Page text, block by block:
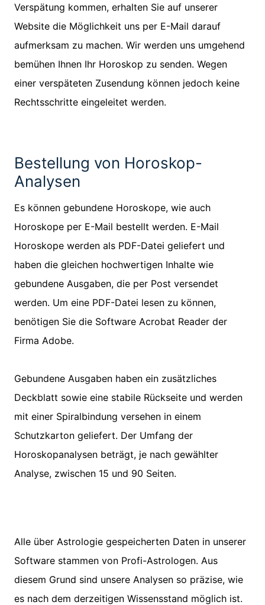
Verspätung kommen, erhalten Sie auf unserer
Website die Möglichkeit uns per E-Mail darauf
aufmerksam zu machen. Wir werden uns umgehend
bemühen Ihnen Ihr Horoskop zu senden. Wegen
einer verspäteten Zusendung können jedoch keine
Rechtsschritte eingeleitet werden.
Bestellung von Horoskop-
Analysen
Es können gebundene Horoskope, wie auch
Horoskope per E-Mail bestellt werden. E-Mail
Horoskope werden als PDF-Datei geliefert und
haben die gleichen hochwertigen Inhalte wie
gebundene Ausgaben, die per Post versendet
werden. Um eine PDF-Datei lesen zu können,
benötigen Sie die Software Acrobat Reader der
Firma Adobe.
Gebundene Ausgaben haben ein zusätzliches
Deckblatt sowie eine stabile Rückseite und werden
mit einer Spiralbindung versehen in einem
Schutzkarton geliefert. Der Umfang der
Horoskopanalysen beträgt, je nach gewählter
Analyse, zwischen 15 und 90 Seiten.
Alle über Astrologie gespeicherten Daten in unserer
Software stammen von Profi-Astrologen. Aus
diesem Grund sind unsere Analysen so präzise, wie
es nach dem derzeitigen Wissensstand möglich ist.